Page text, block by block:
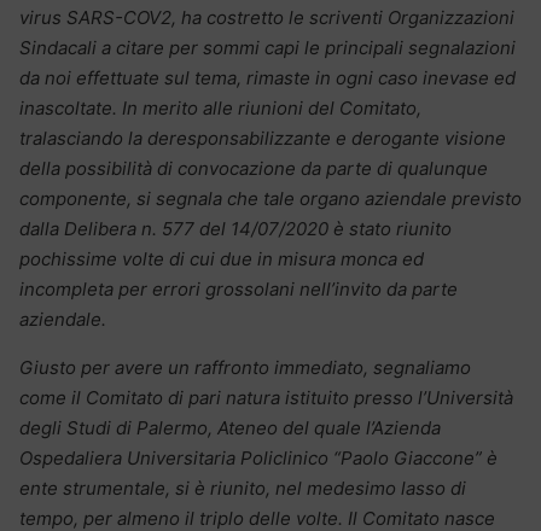
virus SARS-COV2, ha costretto le scriventi Organizzazioni
Sindacali a citare per sommi capi le principali segnalazioni
da noi effettuate sul tema, rimaste in ogni caso inevase ed
inascoltate. In merito alle riunioni del Comitato,
tralasciando la deresponsabilizzante e derogante visione
della possibilità di convocazione da parte di qualunque
componente, si segnala che tale organo aziendale previsto
dalla Delibera n. 577 del 14/07/2020 è stato riunito
pochissime volte di cui due in misura monca ed
incompleta per errori grossolani nell’invito da parte
aziendale.
Giusto per avere un raffronto immediato, segnaliamo
come il Comitato di pari natura istituito presso l’Università
degli Studi di Palermo, Ateneo del quale l’Azienda
Ospedaliera Universitaria Policlinico “Paolo Giaccone” è
ente strumentale, si è riunito, nel medesimo lasso di
tempo, per almeno il triplo delle volte. Il Comitato nasce